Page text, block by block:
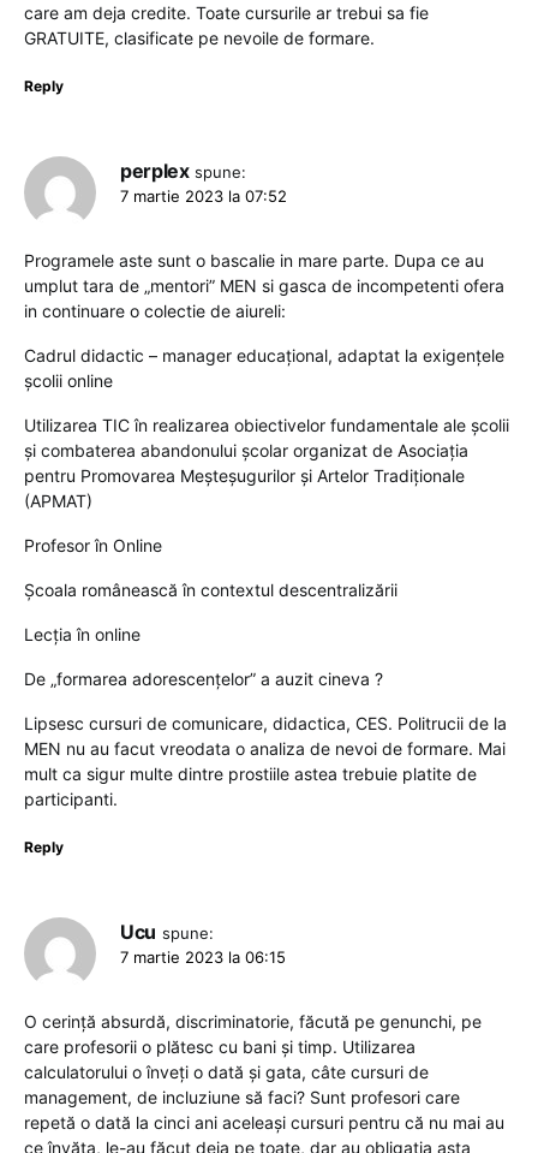
care am deja credite. Toate cursurile ar trebui sa fie
GRATUITE, clasificate pe nevoile de formare.
Reply
perplex spune:
7 martie 2023 la 07:52
Programele aste sunt o bascalie in mare parte. Dupa ce au
umplut tara de „mentori” MEN si gasca de incompetenti ofera
in continuare o colectie de aiureli:
Cadrul didactic – manager educațional, adaptat la exigențele
școlii online
Utilizarea TIC în realizarea obiectivelor fundamentale ale școlii
și combaterea abandonului școlar organizat de Asociaţia
pentru Promovarea Meşteşugurilor şi Artelor Tradiţionale
(APMAT)
Profesor în Online
Școala românească în contextul descentralizării
Lecția în online
De „formarea adorescenţelor” a auzit cineva ?
Lipsesc cursuri de comunicare, didactica, CES. Politrucii de la
MEN nu au facut vreodata o analiza de nevoi de formare. Mai
mult ca sigur multe dintre prostiile astea trebuie platite de
participanti.
Reply
Ucu spune:
7 martie 2023 la 06:15
O cerință absurdă, discriminatorie, făcută pe genunchi, pe
care profesorii o plătesc cu bani și timp. Utilizarea
calculatorului o înveți o dată și gata, câte cursuri de
management, de incluziune să faci? Sunt profesori care
repetă o dată la cinci ani aceleași cursuri pentru că nu mai au
ce învăța, le-au făcut deja pe toate, dar au obligația asta